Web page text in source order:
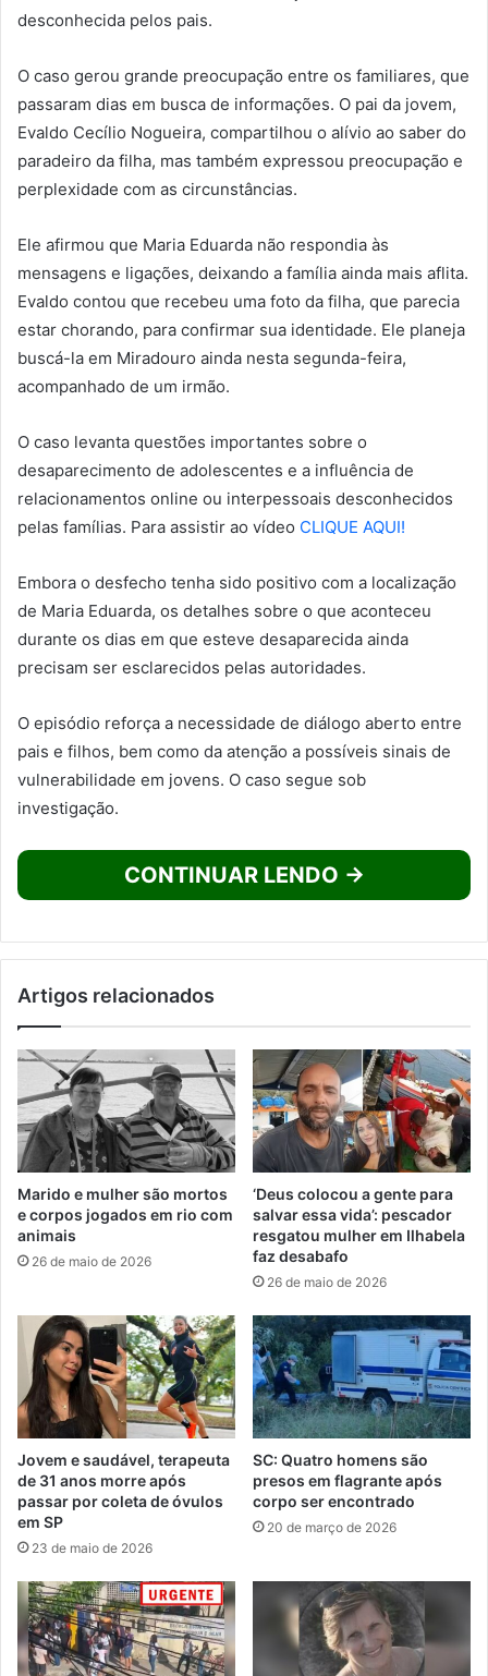
desconhecida pelos pais.
O caso gerou grande preocupação entre os familiares, que
passaram dias em busca de informações. O pai da jovem,
Evaldo Cecílio Nogueira, compartilhou o alívio ao saber do
paradeiro da filha, mas também expressou preocupação e
perplexidade com as circunstâncias.
Ele afirmou que Maria Eduarda não respondia às
mensagens e ligações, deixando a família ainda mais aflita.
Evaldo contou que recebeu uma foto da filha, que parecia
estar chorando, para confirmar sua identidade. Ele planeja
buscá-la em Miradouro ainda nesta segunda-feira,
acompanhado de um irmão.
O caso levanta questões importantes sobre o
desaparecimento de adolescentes e a influência de
relacionamentos online ou interpessoais desconhecidos
pelas famílias. Para assistir ao vídeo CLIQUE AQUI!
Embora o desfecho tenha sido positivo com a localização
de Maria Eduarda, os detalhes sobre o que aconteceu
durante os dias em que esteve desaparecida ainda
precisam ser esclarecidos pelas autoridades.
O episódio reforça a necessidade de diálogo aberto entre
pais e filhos, bem como da atenção a possíveis sinais de
vulnerabilidade em jovens. O caso segue sob
investigação.
CONTINUAR LENDO →
Artigos relacionados
Marido e mulher são mortos
e corpos jogados em rio com
animais
26 de maio de 2026
‘Deus colocou a gente para
salvar essa vida’: pescador
resgatou mulher em Ilhabela
faz desabafo
26 de maio de 2026
Jovem e saudável, terapeuta
de 31 anos morre após
passar por coleta de óvulos
em SP
23 de maio de 2026
SC: Quatro homens são
presos em flagrante após
corpo ser encontrado
20 de março de 2026